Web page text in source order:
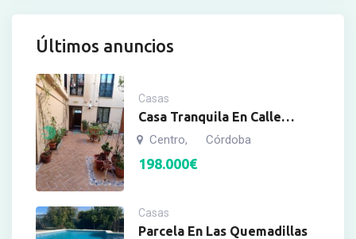
Últimos anuncios
Casas
Casa Tranquila En Calle
Costanillas
Centro, Córdoba
198.000€
Casas
Parcela En Las Quemadillas